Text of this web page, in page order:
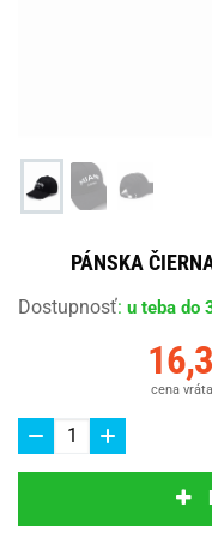
PÁNSKA
Dostupnosť: u teba do
cena